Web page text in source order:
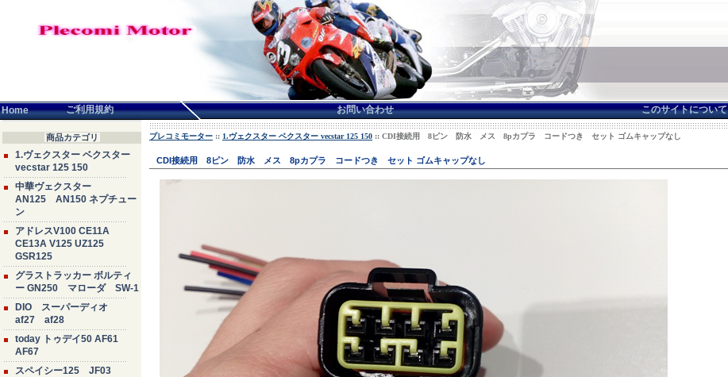
Home ご利用規約 お問い合わせ このサイトについて
商品カテゴリ
1.ヴェクスター ベクスター
vecstar 125 150
中華ヴェクスター
AN125 AN150 ネプチュー
ン
アドレスV100 CE11A
CE13A V125 UZ125
GSR125
グラストラッカー ボルティ
ー GN250 マローダ SW-1
DIO スーパーディオ
af27 af28
today トゥデイ50 AF61
AF67
スペイシー125 JF03
プレコミモーター :: 1.ヴェクスター ベクスター vecstar 125 150 :: CDI接続用 8ピン 防水 メス 8pカプラ コードつき セット ゴムキャップなし
CDI接続用 8ピン 防水 メス 8pカプラ コードつき セット ゴムキャップなし